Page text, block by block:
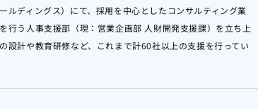
ルディングス）にて、採用を中心としたコンサルティング業
行う人事支援部（現：営業企画部 人財開発支援課）を立ち上
設計や教育研修など、これまで計60社以上の支援を行ってい